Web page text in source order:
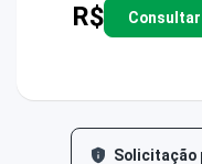
R$ Consultar
Solicitação